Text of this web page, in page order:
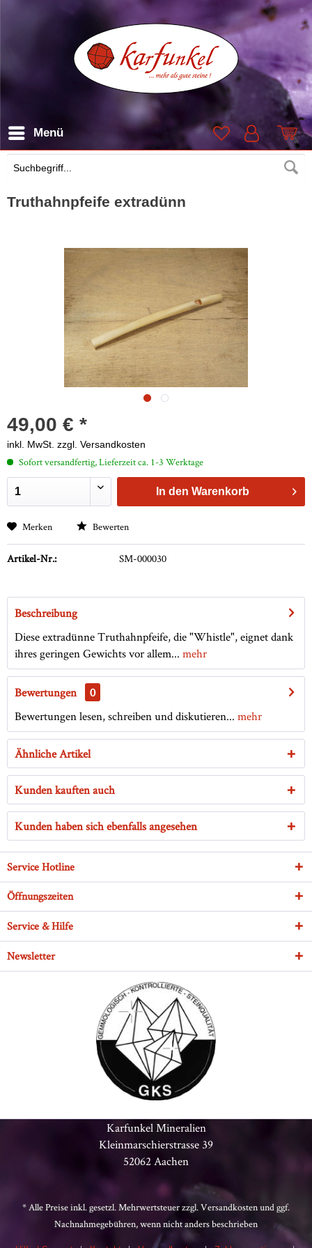
Suchen
Menü
Truthahnpfeife extradünn
49,00 € *
inkl. MwSt. zzgl. Versandkosten
Sofort versandfertig, Lieferzeit ca. 1-3 Werktage
In den Warenkorb
Merken Bewerten
Artikel-Nr.: SM-000030
Beschreibung
Diese extradünne Truthahnpfeife, die "Whistle", eignet dank
ihres geringen Gewichts vor allem... mehr
Bewertungen
0
Bewertungen lesen, schreiben und diskutieren... mehr
Ähnliche Artikel
Kunden kauften auch
Kunden haben sich ebenfalls angesehen
Service Hotline
Öffnungszeiten
Service & Hilfe
Newsletter
Karfunkel Mineralien
Kleinmarschierstrasse 39
52062 Aachen
* Alle Preise inkl. gesetzl. Mehrwertsteuer zzgl.Versandkostenund ggf.
Nachnahmegebühren, wenn nicht anders beschrieben